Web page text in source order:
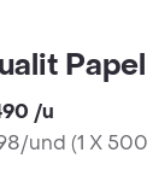
/u
und (1 X